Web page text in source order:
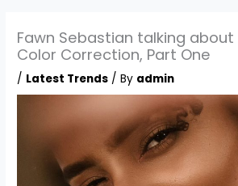
Fawn Sebastian talking
Color Correction, Part One
/ Latest Trends / By admin